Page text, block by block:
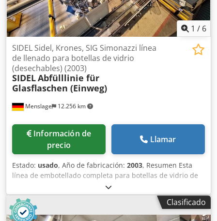
1 / 6
Menslage 12.256 km
SIDEL Sidel, Krones, SIG Simonazzi línea
de llenado para botellas de vidrio
(desechables) (2003)
SIDELAbfülllinie für
Glasflaschen (Einweg)
Información de
precio
Llamar
Estado: usado, Año de fabricación: 2003, Resumen Esta
línea de embotellado completa para botellas de vidrio de
un solo uso fue fabricada en 2003 por varios fabricantes
europeos de renombre, principalmente por Sidel. La línea
está diseñada para la producción de bebidas de alto
rendimiento, con una capacidad de hasta 40.000
Clasificado